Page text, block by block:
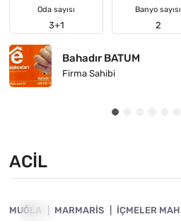
Oda sayısı
3+1
Banyo sayısı
2
Bahadır BATUM
Firma Sahibi
ACIL
ACIL
MUĞLA MARMARIS İÇMELER MAH